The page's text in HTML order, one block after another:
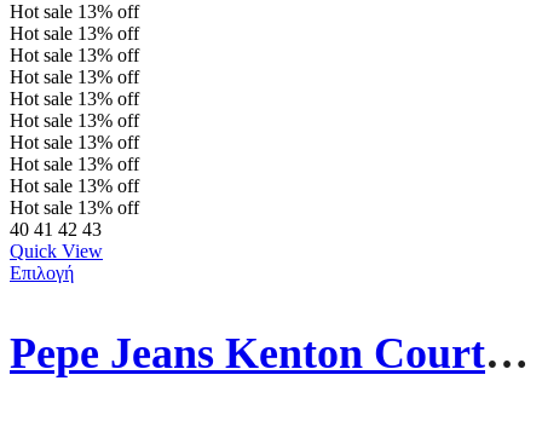
Hot sale 13% off
Hot sale 13% off
Hot sale 13% off
Hot sale 13% off
Hot sale 13% off
Hot sale 13% off
Hot sale 13% off
Hot sale 13% off
Hot sale 13% off
Hot sale 13% off
40 41 42 43
Quick View
Επιλογή
Pepe Jeans Kenton Court Ανδρικά Παπούτσια PMS30839-878 Καφέ